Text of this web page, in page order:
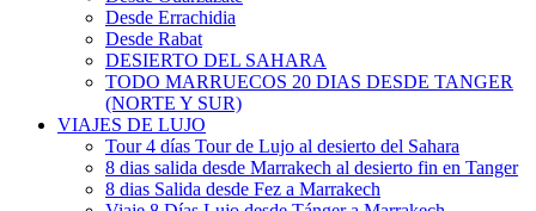
Desde Errachidia
Desde Rabat
DESIERTO DEL SAHARA
TODO MARRUECOS 20 DIAS DESDE TANGER
(NORTE Y SUR)
VIAJES DE LUJO
Tour 4 días Tour de Lujo al desierto del Sahara
8 dias salida desde Marrakech al desierto fin en Tanger
8 dias Salida desde Fez a Marrakech